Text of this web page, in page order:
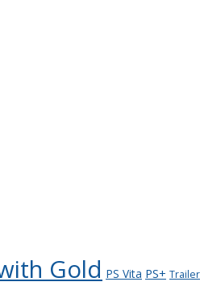
Gold PS Vita PS+ Trailer